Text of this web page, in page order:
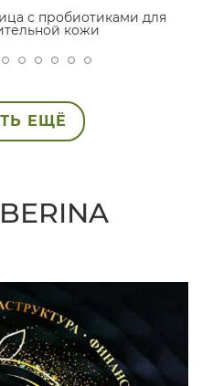
с пробиотиками для
кожи
ЕЩЁ